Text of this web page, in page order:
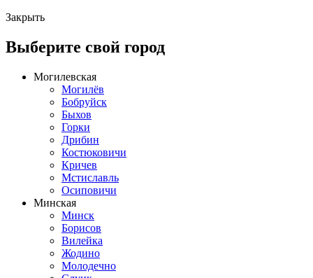
Закрыть
Выберите свой город
Могилевская
Могилёв
Бобруйск
Быхов
Горки
Дрибин
Костюковичи
Кричев
Мстиславль
Осиповичи
Минская
Минск
Борисов
Вилейка
Жодино
Молодечно